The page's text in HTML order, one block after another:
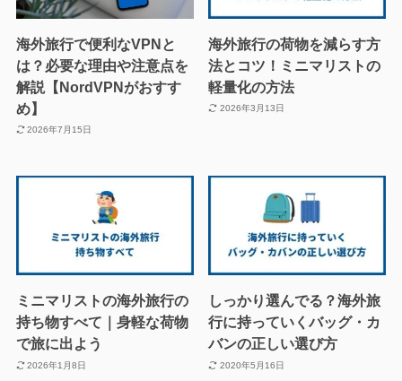
海外旅行で便利なVPNと
は？必要な理由や注意点を
解説【NordVPNがおすす
め】
2026年7月15日
海外旅行の荷物を減らす方
法とコツ！ミニマリストの
軽量化の方法
2026年3月13日
ミニマリストの海外旅行の
持ち物すべて｜身軽な荷物
で旅に出よう
2026年1月8日
しっかり選んでる？海外旅
行に持っていくバッグ・カ
バンの正しい選び方
2020年5月16日